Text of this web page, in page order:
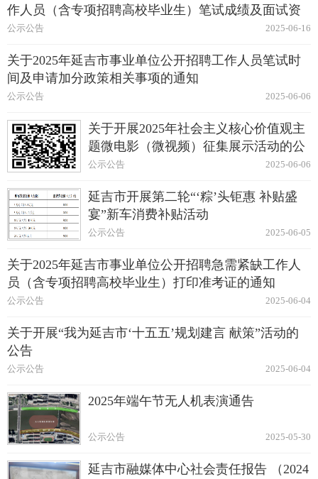
作人员（含专项招聘高校毕业生）笔试成绩及面试资
格复审的通知
2025-06-16
公示公告
关于2025年延吉市事业单位公开招聘工作人员笔试时
间及申请加分政策相关事项的通知
2025-06-06
公示公告
关于开展2025年社会主义核心价值观主
题微电影（微视频）征集展示活动的公
告
2025-06-06
公示公告
延吉市开展第二轮“‘粽’头钜惠 补贴盛
宴”新车消费补贴活动
2025-06-05
公示公告
关于2025年延吉市事业单位公开招聘急需紧缺工作人
员（含专项招聘高校毕业生）打印准考证的通知
2025-06-04
公示公告
关于开展“我为延吉市‘十五五’规划建言 献策”活动的
公告
2025-06-04
公示公告
2025年端午节无人机表演通告
2025-05-30
公示公告
延吉市融媒体中心社会责任报告 （2024